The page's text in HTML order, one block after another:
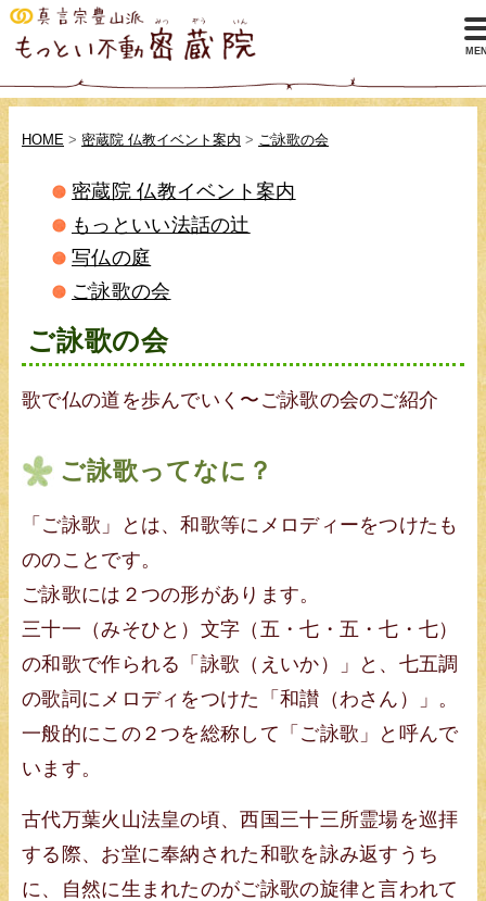
HOME > 密蔵院 仏教イベント案内 > ご詠歌の会
密蔵院 仏教イベント案内
もっといい法話の辻
写仏の庭
ご詠歌の会
ご詠歌の会
歌で仏の道を歩んでいく〜ご詠歌の会のご紹介
ご詠歌ってなに？
「ご詠歌」とは、和歌等にメロディーをつけたも
ののことです。
ご詠歌には２つの形があります。
三十一（みそひと）文字（五・七・五・七・七）
の和歌で作られる「詠歌（えいか）」と、七五調
の歌詞にメロディをつけた「和讃（わさん）」。
一般的にこの２つを総称して「ご詠歌」と呼んで
います。
古代万葉火山法皇の頃、西国三十三所霊場を巡拝
する際、お堂に奉納された和歌を詠み返すうち
に、自然に生まれたのがご詠歌の旋律と言われて